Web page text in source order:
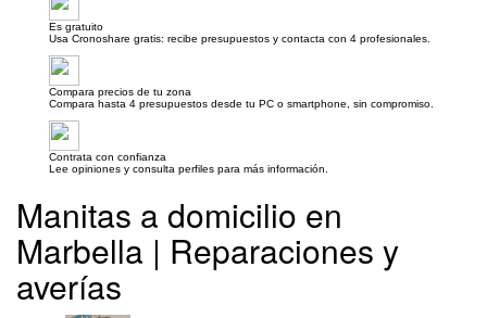
Es gratuito
Usa Cronoshare gratis: recibe presupuestos y contacta con 4 profesionales.
Compara precios de tu zona
Compara hasta 4 presupuestos desde tu PC o smartphone, sin compromiso.
Contrata con confianza
Lee opiniones y consulta perfiles para más información.
Manitas a domicilio en
Marbella | Reparaciones y
averías